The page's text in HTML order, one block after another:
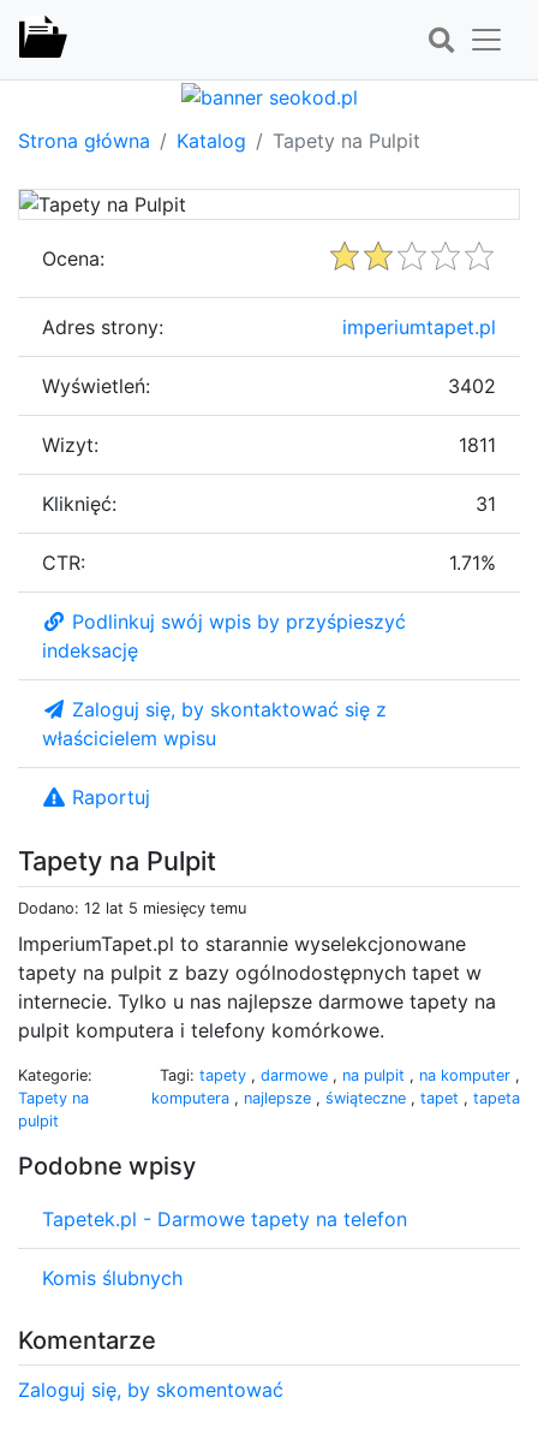
Strona główna Katalog Tapety na Pulpit
Tapety na Pulpit
Dodano: 12 lat 5 miesięcy temu
ImperiumTapet.pl to starannie wyselekcjonowane
tapety na pulpit z bazy ogólnodostępnych tapet w
internecie. Tylko u nas najlepsze darmowe tapety na
pulpit komputera i telefony komórkowe.
Kategorie:
Tapety na
pulpit
Tagi: tapety , darmowe , na pulpit , na komputer ,
komputera , najlepsze , świąteczne , tapet , tapeta
Podobne wpisy
Tapetek.pl - Darmowe tapety na telefon
Komis ślubnych
Komentarze
Zaloguj się, by skomentować
Ocena:
Adres strony: imperiumtapet.pl
Wyświetleń: 3402
Wizyt: 1811
Kliknięć: 31
CTR: 1.71%
Podlinkuj swój wpis by przyśpieszyć
indeksację
Zaloguj się, by skontaktować się z
właścicielem wpisu
Raportuj